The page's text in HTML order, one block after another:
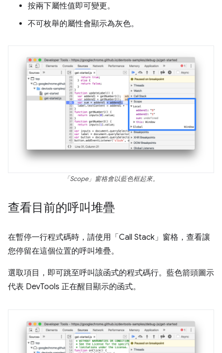
按兩下屬性值即可變更。
不可枚舉的屬性會顯示為灰色。
「Scope」 窗格會以藍色框起來。
查看目前的呼叫堆疊
在暫停一行程式碼時，請使用「Call Stack」 窗格，查看讓
您停留在這個位置的呼叫堆疊。
選取項目，即可跳至呼叫該函式的程式碼行。藍色箭頭圖示
代表 DevTools 正在醒目顯示的函式。